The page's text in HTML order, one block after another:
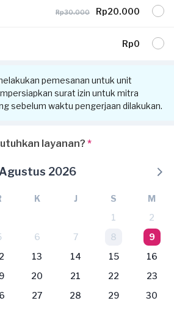
Rp30.000 Rp20.000
Rp0
pemesanan untuk unit
surat izin untuk mitra
sebelum waktu pengerjaan dilakukan.
layanan? *
Agustus 2026
K J S
M
1
2
6 7 8
9
13 14 15
16
20 21 22
23
27 28 29
30